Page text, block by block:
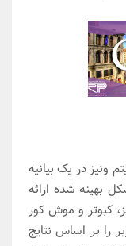
از الگوریتم ونیز در یک بیانیه
بهینه شده ارائه
کبوتر و موش کور
را بر اساس نتایج